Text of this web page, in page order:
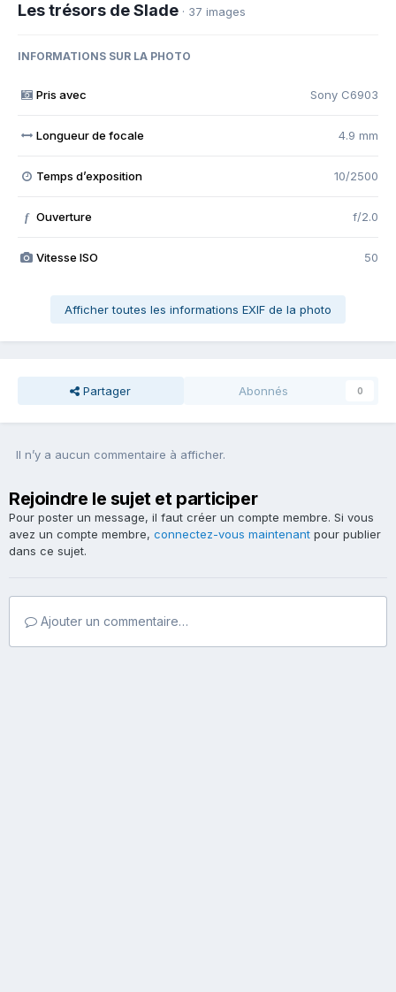
Les trésors de Slade · 37 images
INFORMATIONS SUR LA PHOTO
Pris avec Sony C6903
Longueur de focale 4.9 mm
Temps d’exposition 10/2500
f Ouverture f/2.0
Vitesse ISO 50
Afficher toutes les informations EXIF de la photo
Partager Abonnés 0
Il n’y a aucun commentaire à afficher.
Rejoindre le sujet et participer
Pour poster un message, il faut créer un compte membre. Si vous
avez un compte membre, connectez-vous maintenant pour publier
dans ce sujet.
Ajouter un commentaire…